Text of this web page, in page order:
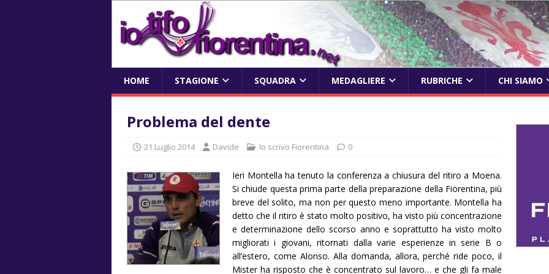
HOME STAGIONE SQUADRA MEDAGLIERE RUBRICHE CHI SIAMO
Problema del dente
21 Luglio 2014 Davide Io scrivo Fiorentina 0
Ieri Montella ha tenuto la conferenza a chiusura del ritiro a Moena.
Si chiude questa prima parte della preparazione della Fiorentina, più
breve del solito, ma non per questo meno importante. Montella ha
detto che il ritiro è stato molto positivo, ha visto più concentrazione
e determinazione dello scorso anno e soprattutto ha visto molto
migliorati i giovani, ritornati dalla varie esperienze in serie B o
all’estero, come Alonso. Alla domanda, allora, perché ride poco, il
Mister ha risposto che è concentrato sul lavoro… e che gli fa male